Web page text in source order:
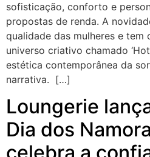
sofisticação, conforto e
propostas de renda. A
qualidade das mulheres e tem
universo criativo chamado
estética contemporânea da
narrativa. […]
Loungerie
Dia dos